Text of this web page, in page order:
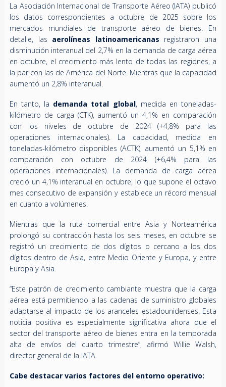
La Asociación Internacional de Transporte Aéreo (IATA) publicó
los datos correspondientes a octubre de 2025 sobre los
mercados mundiales de transporte aéreo de bienes. En
detalle, las aerolíneas latinoamericanas registraron una
disminución interanual del 2,7% en la demanda de carga aérea
en octubre, el crecimiento más lento de todas las regiones, a
la par con las de América del Norte. Mientras que la capacidad
aumentó un 2,8% interanual.
En tanto, la demanda total global, medida en toneladas-
kilómetro de carga (CTK), aumentó un 4,1% en comparación
con los niveles de octubre de 2024 (+4,8% para las
operaciones internacionales). La capacidad, medida en
toneladas-kilómetro disponibles (ACTK), aumentó un 5,1% en
comparación con octubre de 2024 (+6,4% para las
operaciones internacionales). La demanda de carga aérea
creció un 4,1% interanual en octubre, lo que supone el octavo
mes consecutivo de expansión y establece un récord mensual
en cuanto a volúmenes.
Mientras que la ruta comercial entre Asia y Norteamérica
prolongó su contracción hasta los seis meses, en octubre se
registró un crecimiento de dos dígitos o cercano a los dos
dígitos dentro de Asia, entre Medio Oriente y Europa, y entre
Europa y Asia.
“Este patrón de crecimiento cambiante muestra que la carga
aérea está permitiendo a las cadenas de suministro globales
adaptarse al impacto de los aranceles estadounidenses. Esta
noticia positiva es especialmente significativa ahora que el
sector del transporte aéreo de bienes entra en la temporada
alta de envíos del cuarto trimestre”, afirmó Willie Walsh,
director general de la IATA.
Cabe destacar varios factores del entorno operativo: